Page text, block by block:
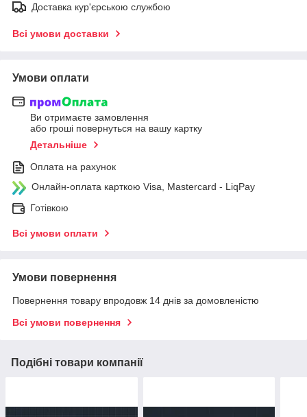
Доставка кур'єрською службою
Всі умови доставки
Умови оплати
Ви отримаєте замовлення
або гроші повернуться на вашу картку
Детальніше
Оплата на рахунок
Онлайн-оплата карткою Visa, Mastercard - LiqPay
Готівкою
Всі умови оплати
Умови повернення
Повернення товару впродовж 14 днів за домовленістю
Всі умови повернення
Подібні товари компанії